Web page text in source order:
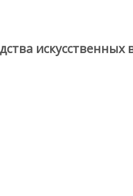
искусственных